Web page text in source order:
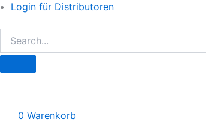
Login für Distributoren
0 Warenkorb